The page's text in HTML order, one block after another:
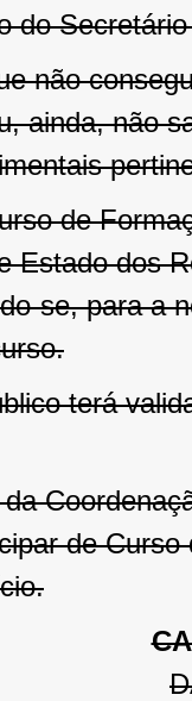
do
não
ainda, não
de
Estado dos
se, para a
terá
de